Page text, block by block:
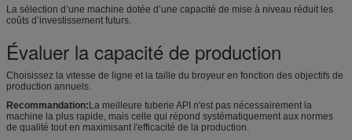
La sélection d’une machine dotée d’une capacité de mise à niveau réduit les
coûts d’investissement futurs.
Évaluer la capacité de production
Choisissez la vitesse de ligne et la taille du broyeur en fonction des objectifs de
production annuels.
Recommandation:La meilleure tuberie API n'est pas nécessairement la
machine la plus rapide, mais celle qui répond systématiquement aux normes
de qualité tout en maximisant l'efficacité de la production.